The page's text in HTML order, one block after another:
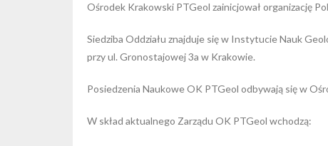
Ośrodek Krakowski PTGeol zainicjował organizację
Siedziba Oddziału znajduje się w Instytucie Nauk
przy ul. Gronostajowej 3a w Krakowie.
Posiedzenia Naukowe OK PTGeol odbywają się w
W skład aktualnego Zarządu OK PTGeol wchodzą: